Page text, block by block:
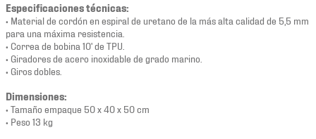
Especificaciones técnicas:
• Material de cordón en espiral de uretano de la más alta calidad de 5,5 mm
para una máxima resistencia.
• Correa de bobina 10' de TPU.
• Giradores de acero inoxidable de grado marino.
• Giros dobles.
Dimensiones:
• Tamaño empaque 50 x 40 x 50 cm
• Peso 13 kg